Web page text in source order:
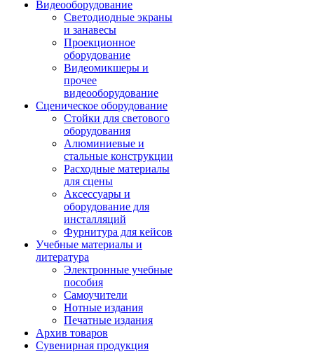
Видеооборудование
Светодиодные экраны
и занавесы
Проекционное
оборудование
Видеомикшеры и
прочее
видеооборудование
Сценическое оборудование
Стойки для светового
оборудования
Алюминиевые и
стальные конструкции
Расходные материалы
для сцены
Аксессуары и
оборудование для
инсталляций
Фурнитура для кейсов
Учебные материалы и
литература
Электронные учебные
пособия
Самоучители
Нотные издания
Печатные издания
Архив товаров
Сувенирная продукция